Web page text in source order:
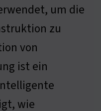
um die
zu
von
ist ein
wie